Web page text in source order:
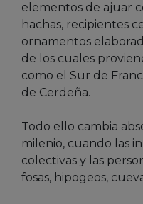
elementos de ajuar
hachas, recipientes
ornamentos
de los cuales
como el Sur de
de Cerdeña.
Todo ello cambia
milenio, cuando las
colectivas y las
fosas, hipogeos,